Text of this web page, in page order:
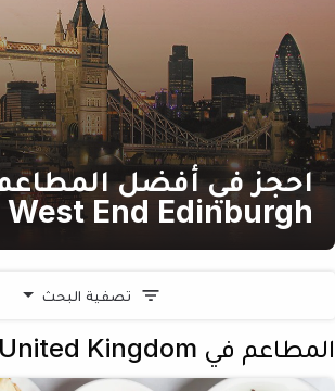
احجز في أفضل
West End Edinburgh
تصفية البحث
المطاعم في United Kingdom